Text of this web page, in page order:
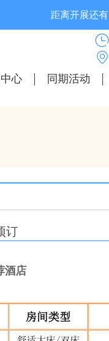
距离开展还有
心 同期活动
订
酒店